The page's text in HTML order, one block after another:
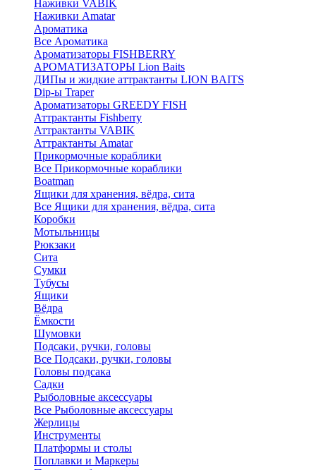
Наживки VABIK
Наживки Amatar
Ароматика
Все Ароматика
Ароматизаторы FISHBERRY
АРОМАТИЗАТОРЫ Lion Baits
ДИПы и жидкие аттрактанты LION BAITS
Dip-ы Traper
Ароматизаторы GREEDY FISH
Аттрактанты Fishberry
Аттрактанты VABIK
Аттрактанты Amatar
Прикормочные кораблики
Все Прикормочные кораблики
Boatman
Ящики для хранения, вёдра, сита
Все Ящики для хранения, вёдра, сита
Коробки
Мотыльницы
Рюкзаки
Сита
Сумки
Тубусы
Ящики
Вёдра
Ёмкости
Шумовки
Подсаки, ручки, головы
Все Подсаки, ручки, головы
Головы подсака
Садки
Рыболовные аксессуары
Все Рыболовные аксессуары
Жерлицы
Инструменты
Платформы и столы
Поплавки и Маркеры